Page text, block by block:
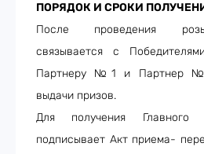
ПОРЯДОК И СРОКИ
После проведения
связывается с
Партнеру №1 и Партнер
выдачи призов.
Для получения Главного
подписывает Акт приема-